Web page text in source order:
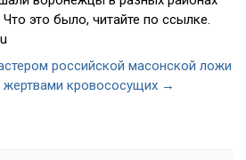
это было, читайте по ссылке.
российской масонской ложи
жертвами кровососущих →